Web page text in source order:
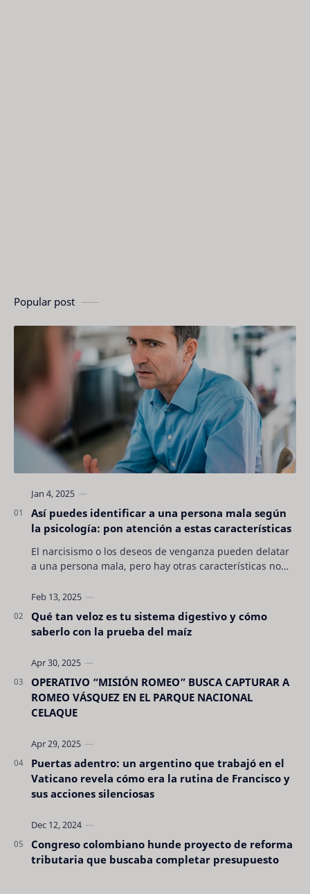
Popular post
Así puedes identificar a una persona mala según
la psicología: pon atención a estas características
El narcisismo o los deseos de venganza pueden delatar
a una persona mala, pero hay otras características no
Qué tan veloz es tu sistema digestivo y cómo
saberlo con la prueba del maíz
OPERATIVO “MISIÓN ROMEO” BUSCA CAPTURAR A
ROMEO VÁSQUEZ EN EL PARQUE NACIONAL
CELAQUE
Puertas adentro: un argentino que trabajó en el
Vaticano revela cómo era la rutina de Francisco y
sus acciones silenciosas
Congreso colombiano hunde proyecto de reforma
tributaria que buscaba completar presupuesto